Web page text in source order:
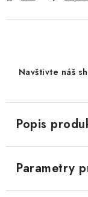
Navštivte náš
Popis
Parametry